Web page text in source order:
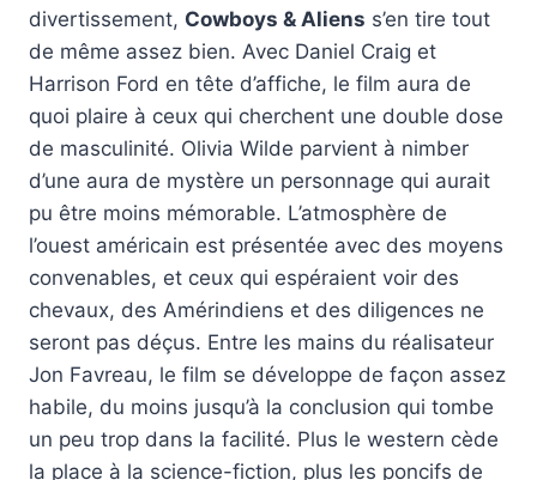
divertissement, Cowboys & Aliens s’en tire tout
de même assez bien. Avec Daniel Craig et
Harrison Ford en tête d’affiche, le film aura de
quoi plaire à ceux qui cherchent une double dose
de masculinité. Olivia Wilde parvient à nimber
d’une aura de mystère un personnage qui aurait
pu être moins mémorable. L’atmosphère de
l’ouest américain est présentée avec des moyens
convenables, et ceux qui espéraient voir des
chevaux, des Amérindiens et des diligences ne
seront pas déçus. Entre les mains du réalisateur
Jon Favreau, le film se développe de façon assez
habile, du moins jusqu’à la conclusion qui tombe
un peu trop dans la facilité. Plus le western cède
la place à la science-fiction, plus les poncifs de